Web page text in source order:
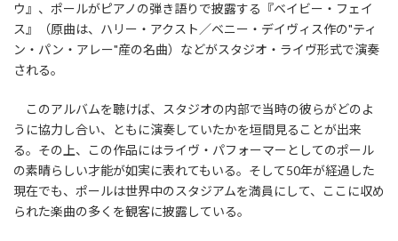
ウ』、ポールがピアノの弾き語りで披露する『ベイビー・フェイ
ス』（原曲は、ハリー・アクスト／ベニー・デイヴィス作の"ティ
ン・パン・アレー"産の名曲）などがスタジオ・ライヴ形式で演奏
される。
このアルバムを聴けば、スタジオの内部で当時の彼らがどのよ
うに協力し合い、ともに演奏していたかを垣間見ることが出来
る。その上、この作品にはライヴ・パフォーマーとしてのポール
の素晴らしい才能が如実に表れてもいる。そして50年が経過した
現在でも、ポールは世界中のスタジアムを満員にして、ここに収め
られた楽曲の多くを観客に披露している。